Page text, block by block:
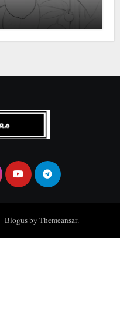
|BlogusbyThemeansar.